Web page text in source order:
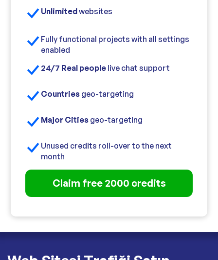
Unlimitedwebsites
Fully functional projects with all settings
enabled
24/7 Real people live chat support
Countries geo-targeting
Major Cities geo-targeting
Unused credits roll-over to the next
month
Claim free 2000 credits